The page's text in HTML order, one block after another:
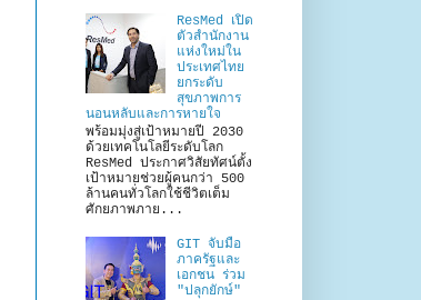
ResMed เปิด
ตัวสำนักงาน
แห่งใหม่ใน
ประเทศไทย
ยกระดับ
สุขภาพการ
นอนหลับและการหายใจ
พร้อมมุ่งสู่เป้าหมายปี 2030
ด้วยเทคโนโลยีระดับโลก
ResMed ประกาศวิสัยทัศน์ตั้ง
เป้าหมายช่วยผู้คนกว่า 500
ล้านคนทั่วโลกใช้ชีวิตเต็ม
ศักยภาพภาย...
GIT จับมือ
ภาครัฐและ
เอกชน ร่วม
"ปลุกยักษ์"